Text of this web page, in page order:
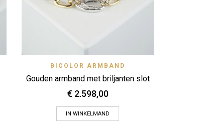
Zet op verlanglijstje Quick View
BICOLOR ARMBAND
Gouden armband met briljanten slot
€ 2.598,00
IN WINKELMAND